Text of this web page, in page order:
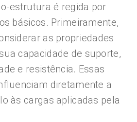
estrutura é regida por
básicos. Primeiramente,
as propriedades
capacidade de suporte,
e resistência. Essas
diretamente a
às cargas aplicadas pela